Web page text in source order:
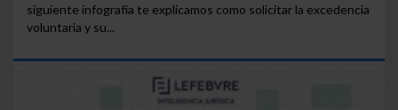
siguiente infografía te explicamos como solicitar la excedencia
voluntaria y su...